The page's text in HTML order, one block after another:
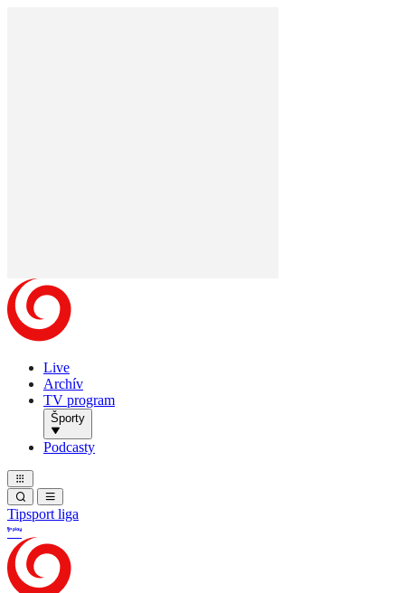
Live
Archív
TV program
Športy
Podcasty
Tipsport liga